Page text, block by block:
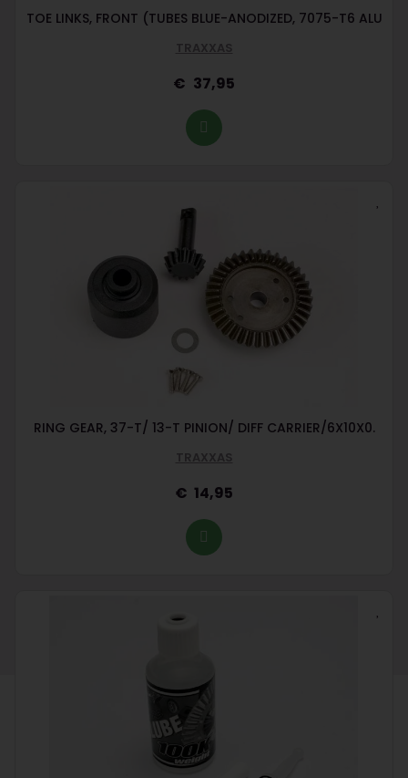
TOE LINKS, FRONT (TUBES BLUE-ANODIZED, 7075-T6 ALU
TRAXXAS
37,95
RING GEAR, 37-T/ 13-T PINION/ DIFF CARRIER/6X10X0.
TRAXXAS
14,95